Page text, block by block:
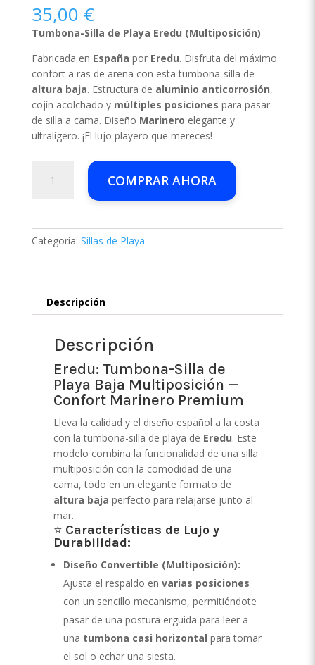
35,00 €
Tumbona-Silla de Playa Eredu (Multiposición)
Fabricada en España por Eredu. Disfruta del máximo
confort a ras de arena con esta tumbona-silla de
altura baja. Estructura de aluminio anticorrosión,
cojín acolchado y múltiples posiciones para pasar
de silla a cama. Diseño Marinero elegante y
ultraligero. ¡El lujo playero que mereces!
con
cojín
posiciones)
cantidad
COMPRAR AHORA
Categoría: Sillas de Playa
Descripción
Descripción
Eredu: Tumbona-Silla de
Playa Baja Multiposición —
Confort Marinero Premium
Lleva la calidad y el diseño español a la costa
con la tumbona-silla de playa de Eredu. Este
modelo combina la funcionalidad de una silla
multiposición con la comodidad de una
cama, todo en un elegante formato de
altura baja perfecto para relajarse junto al
mar.
⭐ Características de Lujo y
Durabilidad:
Diseño Convertible (Multiposición):
Ajusta el respaldo en varias posiciones
con un sencillo mecanismo, permitiéndote
pasar de una postura erguida para leer a
una tumbona casi horizontal para tomar
el sol o echar una siesta.